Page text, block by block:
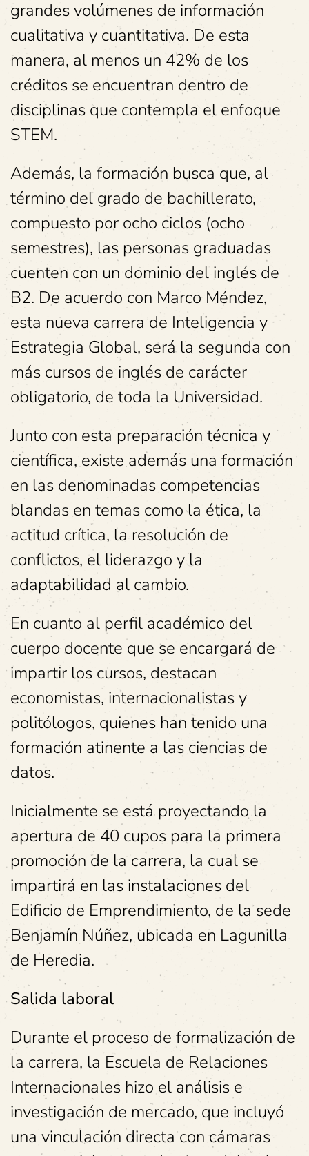
grandes volúmenes de información
cualitativa y cuantitativa. De esta
manera, al menos un 42% de los
créditos se encuentran dentro de
disciplinas que contempla el enfoque
STEM.
Además, la formación busca que, al
término del grado de bachillerato,
compuesto por ocho ciclos (ocho
semestres), las personas graduadas
cuenten con un dominio del inglés de
B2. De acuerdo con Marco Méndez,
esta nueva carrera de Inteligencia y
Estrategia Global, será la segunda con
más cursos de inglés de carácter
obligatorio, de toda la Universidad.
Junto con esta preparación técnica y
científica, existe además una formación
en las denominadas competencias
blandas en temas como la ética, la
actitud crítica, la resolución de
conflictos, el liderazgo y la
adaptabilidad al cambio.
En cuanto al perfil académico del
cuerpo docente que se encargará de
impartir los cursos, destacan
economistas, internacionalistas y
politólogos, quienes han tenido una
formación atinente a las ciencias de
datos.
Inicialmente se está proyectando la
apertura de 40 cupos para la primera
promoción de la carrera, la cual se
impartirá en las instalaciones del
Edificio de Emprendimiento, de la sede
Benjamín Núñez, ubicada en Lagunilla
de Heredia.
Salida laboral
Durante el proceso de formalización de
la carrera, la Escuela de Relaciones
Internacionales hizo el análisis e
investigación de mercado, que incluyó
una vinculación directa con cámaras